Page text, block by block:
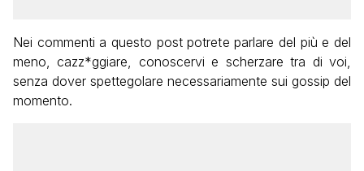
Nei commenti a questo post potrete parlare del più e del
meno, cazz*ggiare, conoscervi e scherzare tra di voi,
senza dover spettegolare necessariamente sui gossip del
momento.